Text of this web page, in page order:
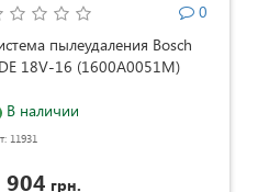
0
пылеудаления Bosch
18V-16 (1600A0051M)
В наличии
11931
904 грн.